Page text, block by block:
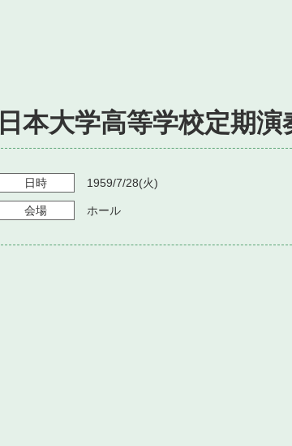
日本大学高等学校定期演
日時 1959/7/28(火)
会場 ホール